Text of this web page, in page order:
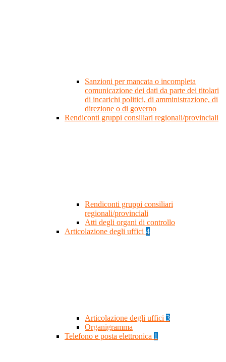
Sanzioni per mancata o incompleta
comunicazione dei dati da parte dei titolari
di incarichi politici, di amministrazione, di
direzione o di governo
Rendiconti gruppi consiliari regionali/provinciali
Rendiconti gruppi consiliari
regionali/provinciali
Atti degli organi di controllo
Articolazione degli uffici 4
Articolazione degli uffici 3
Organigramma
Telefono e posta elettronica 1